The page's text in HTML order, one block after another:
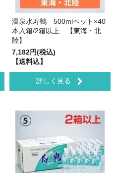
温泉水寿鶴 500mlペット×40
本入箱/2箱以上 【東海・北
陸】
7,182円(税込)
【送料込】
詳しく見る